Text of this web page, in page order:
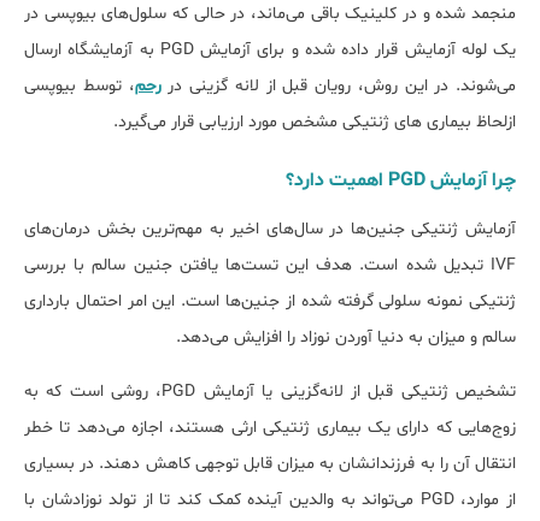
منجمد شده و در کلینیک باقی می‌ماند، در حالی که سلول‌های بیوپسی در
یک لوله آزمایش قرار داده شده و برای آزمایش PGD به آزمایشگاه ارسال
می‌شوند. در این روش، رویان قبل از لانه گزینی دررحم، توسط بیوپسی
ازلحاظ بیماری های ژنتیکی مشخص مورد ارزیابی قرار می‌‎گیرد.
چرا آزمایش PGD اهمیت دارد؟
آزمایش ژنتیکی جنین‌ها در سال‌های اخیر به مهم‌ترین بخش درمان‌های
IVF تبدیل شده است. هدف این تست‌ها یافتن جنین سالم با بررسی
ژنتیکی نمونه سلولی گرفته شده از جنین‌ها است. این امر احتمال بارداری
سالم و میزان به دنیا آوردن نوزاد را افزایش می‌دهد.
تشخیص ژنتیکی قبل از لانه‌گزینی یا آزمایش PGD، روشی است که به
زوج‌هایی که دارای یک بیماری ژنتیکی ارثی هستند، اجازه می‌دهد تا خطر
انتقال آن را به فرزندانشان به میزان قابل توجهی کاهش دهند. در بسیاری
از موارد، PGD می‌تواند به والدین آینده کمک کند تا از تولد نوزادشان با